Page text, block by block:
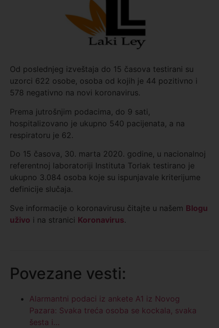
Od poslednjeg izveštaja do 15 časova testirani su
uzorci 622 osobe, osoba od kojih je 44 pozitivno i
578 negativno na novi koronavirus.
Prema jutrošnjim podacima, do 9 sati,
hospitalizovano je ukupno 540 pacijenata, a na
respiratoru je 62.
Do 15 časova, 30. marta 2020. godine, u nacionalnoj
referentnoj laboratoriji Instituta Torlak testirano je
ukupno 3.084 osoba koje su ispunjavale kriterijume
definicije slučaja.
Sve informacije o koronavirusu čitajte u našem Blogu
uživo i na stranici Koronavirus.
Povezane vesti:
Alarmantni podaci iz ankete A1 iz Novog
Pazara: Svaka treća osoba se kockala, svaka
šesta i…